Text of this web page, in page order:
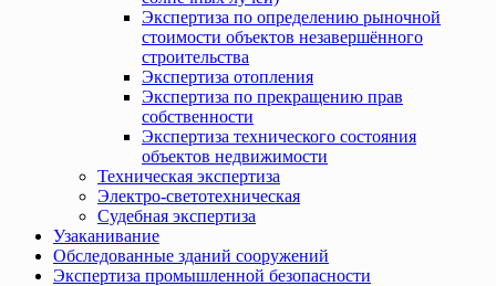
Экспертиза по определению рыночной
стоимости объектов незавершённого
строительства
Экспертиза отопления
Экспертиза по прекращению прав
собственности
Экспертиза технического состояния
объектов недвижимости
Техническая экспертиза
Электро-светотехническая
Судебная экспертиза
Узаканивание
Обследованные зданий сооружений
Экспертиза промышленной безопасности